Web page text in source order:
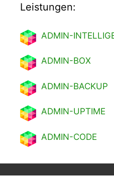
Leistungen:
ADMIN-
ADMIN-BOX
ADMIN-BACKUP
ADMIN-UPTIME
ADMIN-CODE